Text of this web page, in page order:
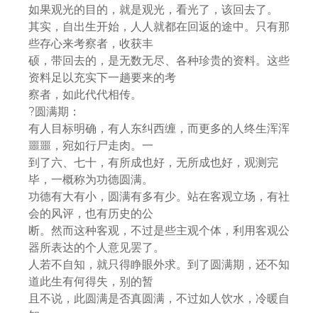
如果观光的目的，就是观光，看光了，该回去了。
其实，自出生开始，人人就都在回返的途中。只有那
些存心来考察者，收获丰
硕，带回去的，是无数无尽、各种珍贵的资料。这些
资料足以充实下一趟要来的考
察者，如此代代相传。
?圆满期：
有人目标明确，有人东纠西缠，而更多的人终生浑浑
噩噩，宛如行尸走肉。一
到了六、七十，有所成也好，无所成也好，观测完
毕，一概称为功德圆满。
功德有大有小，圆满有多有少。站在客观立场，有社
会的风评，也有历史的公
断。然而这种客观，不过是些主观个体，利用客观公
器所表达的个人意见罢了。
人若不自知，就只得睁眼外求。到了圆满期，还不知
道此生有何得失，别的暂
且不说，此圆满是否真圆满，不过如人饮水，冷暖自